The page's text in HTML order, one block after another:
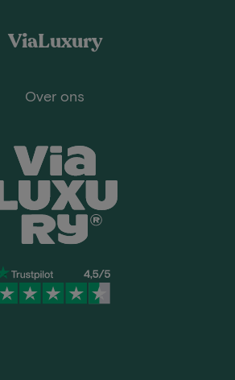
ViaLuxury
Over ons